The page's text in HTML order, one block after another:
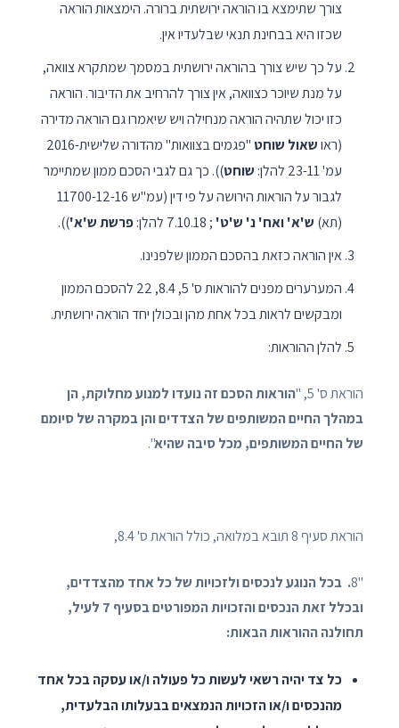
צורך שתימצא בו הוראה ירושתית ברורה. הימצאות הוראה
שכזו היא בבחינת תנאי שבלעדיו אין.
על כך שיש צורך בהוראה ירושתית במסמך שמתקרא צוואה,
על מנת שיוכר כצוואה, אין צורך להרחיב את הדיבור. הוראה
כזו יכול שתהיה הוראה מנחילה ויש שיאמרו גם הוראה מדירה
(ראושאול שוחט
"פגמים בצוואות" מהדורה שלישית-2016
עמ' 23-11 להלן:
שוחט)). כך גם לגבי הסכם ממון שמתיימר
לגבור על הוראות הירושה על פי דין (עמ"ש 11700-12-16
(תא) ש'א' ואח' נ' ש'ט' ; 7.10.18 להלן: פרשת ש'א')).
אין הוראה כזאת בהסכם הממון שלפנינו.
המערערים מפנים להוראות ס' 5, 8.4, 22 להסכם הממון
ומבקשים לראות בכל אחת מהן ובכולן יחד הוראה ירושתית.
להלן ההוראות:
הוראת ס' 5, "
הוראות הסכם זה נועדו למנוע מחלוקת, הן
במהלך החיים המשותפים של הצדדים והן במקרה של סיומם
של החיים המשותפים, מכל סיבה שהיא".
הוראת סעיף 8 תובא במלואה, כולל הוראת ס' 8.4,
"8 . בכל הנוגע לנכסים ולזכויות של כל אחד מהצדדים,
ובכלל זאת הנכסים והזכויות המפורטים בסעיף 7 לעיל,
תחולנה ההוראות הבאות:
כל צד יהיה רשאי לעשות כל פעולה ו/או עסקה בכל אחד
מהנכסים ו/או הזכויות הנמצאים בבעלותו הבלעדית,